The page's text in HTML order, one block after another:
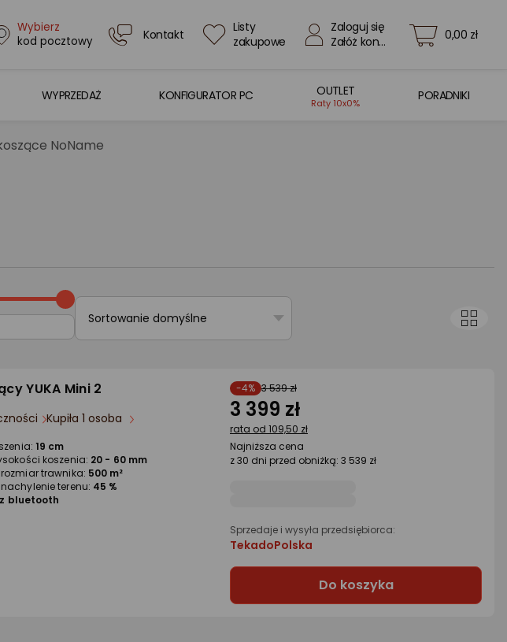
Wybierz
kod pocztowy
Kontakt
Listy
zakupowe
Zaloguj się
Załóż konto
0,00 zł
WYPRZEDAŻ KONFIGURATOR PC OUTLET
Raty 10x0%
PORADNIKI
NoName
Sortowanie domyślne
YUKA Mini 2
Kupiła 1 osoba
19 cm
koszenia: 20 - 60 mm
trawnika: 500 m²
terenu: 45 %
bluetooth
-4% 3 539 zł
3 399 zł
rata od 109,50 zł
Najniższa cena
z 30 dni przed obniżką: 3 539 zł
Sprzedaje i wysyła przedsiębiorca:
TekadoPolska
Do koszyka